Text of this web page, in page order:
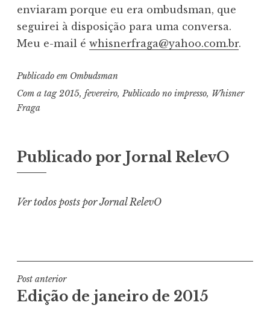
enviaram porque eu era ombudsman, que
seguirei à disposição para uma conversa.
Meu e-mail é whisnerfraga@yahoo.com.br.
Publicado em Ombudsman
Com a tag2015, fevereiro, Publicado no impresso, Whisner
Fraga
Publicado por Jornal RelevO
Ver todos posts por Jornal RelevO
Navegação
de
Post anterior
Edição de janeiro de 2015